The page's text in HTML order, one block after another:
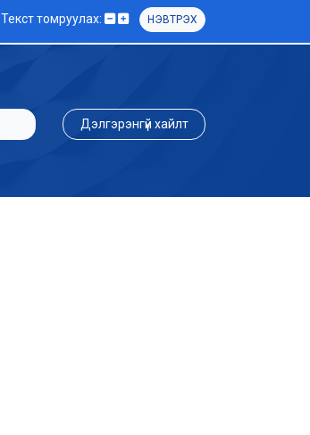
Текст томруулах: НЭВТРЭХ
Дэлгэрэнгүй хайлт